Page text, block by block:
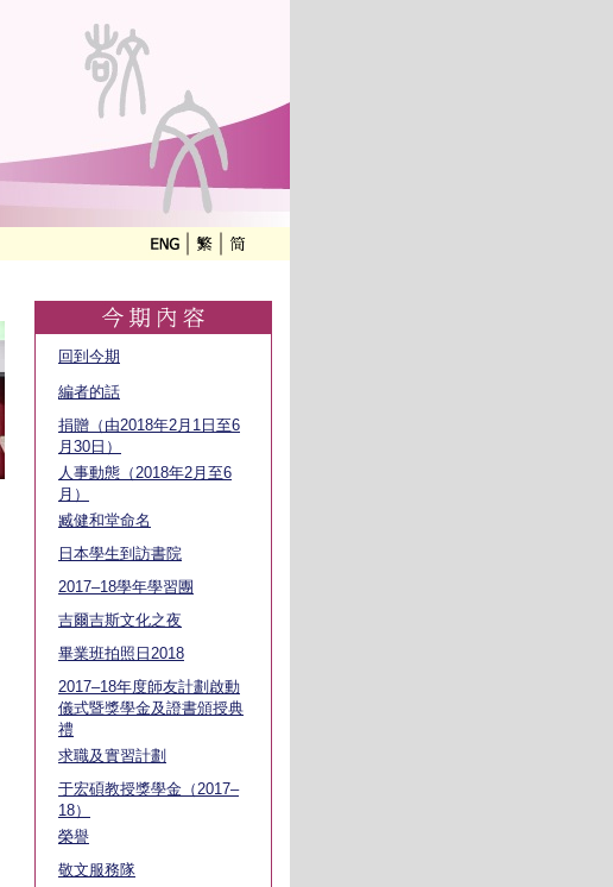
回到今期
編者的話
捐贈（由2018年2月1日至6
月30日）
人事動態（2018年2月至6
月）
臧健和堂命名
日本學生到訪書院
2017–18學年學習團
吉爾吉斯文化之夜
畢業班拍照日2018
2017–18年度師友計劃啟動
儀式暨獎學金及證書頒授典
禮
求職及實習計劃
于宏碩教授獎學金（2017–
18）
榮譽
敬文服務隊